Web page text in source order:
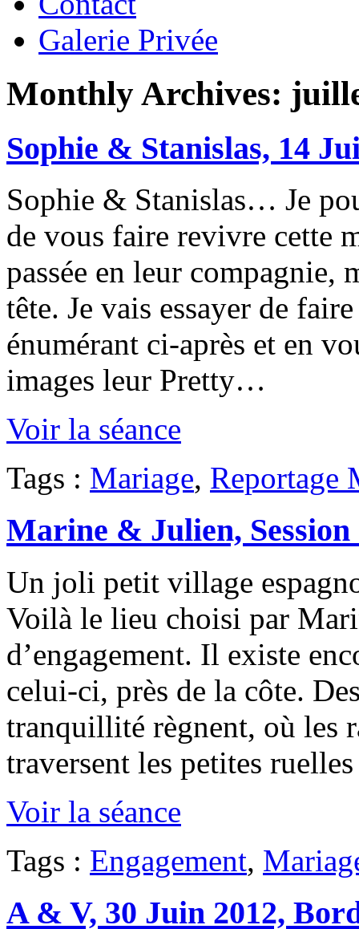
Galerie Privée
Monthly Archives:
Sophie & Stanislas, 14
Sophie & Stanislas… Je
de vous faire revivre cette
passée en leur compagnie,
tête. Je vais essayer de
énumérant ci-après et en
images leur Pretty…
Voir la séance
Tags : Mariage, Reportage
Marine & Julien, Session
Un joli petit village
Voilà le lieu choisi par
d’engagement. Il existe
celui-ci, près de la côte.
tranquillité règnent, où les
traversent les petites
Voir la séance
Tags : Engagement,
A & V, 30 Juin 2012,